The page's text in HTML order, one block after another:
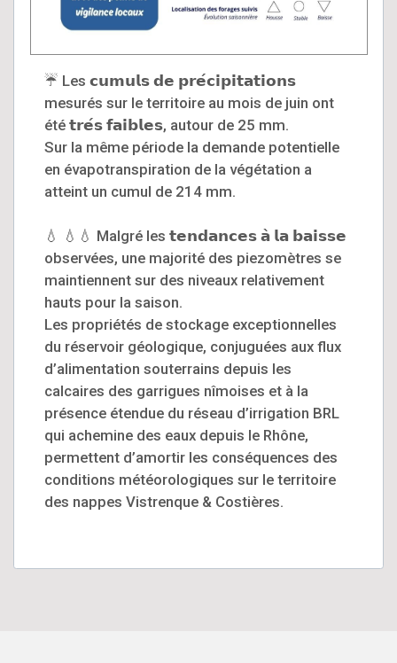
☔ Les 𝗰𝘂𝗺𝘂𝗹𝘀 𝗱𝗲 𝗽𝗿𝗲́𝗰𝗶𝗽𝗶𝘁𝗮𝘁𝗶𝗼𝗻𝘀
mesurés sur le territoire au mois de juin ont
été 𝘁𝗿𝗲́𝘀 𝗳𝗮𝗶𝗯𝗹𝗲𝘀, autour de 25 mm.
Sur la même période la demande potentielle
en évapotranspiration de la végétation a
atteint un cumul de 214 mm.
💧 💧💧 Malgré les 𝘁𝗲𝗻𝗱𝗮𝗻𝗰𝗲𝘀 𝗮̀ 𝗹𝗮 𝗯𝗮𝗶𝘀𝘀𝗲
observées, une majorité des piezomètres se
maintiennent sur des niveaux relativement
hauts pour la saison.
Les propriétés de stockage exceptionnelles
du réservoir géologique, conjuguées aux flux
d’alimentation souterrains depuis les
calcaires des garrigues nîmoises et à la
présence étendue du réseau d’irrigation BRL
qui achemine des eaux depuis le Rhône,
permettent d’amortir les conséquences des
conditions météorologiques sur le territoire
des nappes Vistrenque & Costières.